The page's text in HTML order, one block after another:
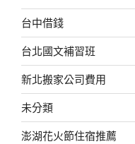
台中借錢
台北國文補習班
新北搬家公司費用
未分類
澎湖花火節住宿推薦